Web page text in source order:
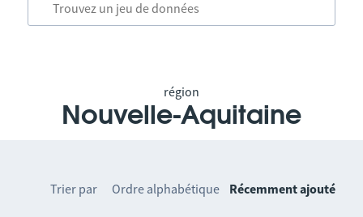
région
Nouvelle-Aquitaine
Trier par Ordre alphabétique Récemment ajouté